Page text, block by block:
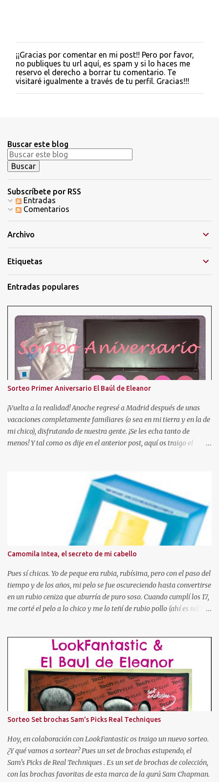
P
u
b
l
i
c
o
m
e
n
t
a
r
i
o
¡¡Gracias por comentar en mi post!! Pero por favor,
no publiques tu url aquí, es spam y si lo haces me
reservo el derecho a borrar tu comentario. Te
visitaré igualmente a través de tu perfil. Gracias!!!
Buscar este blog
Subscríbete por RSS
Entradas
Comentarios
Archivo
Etiquetas
Entradas populares
Sorteo Primer Aniversario El Baúl de Eleanor
¡Vuelta a la realidad! Anoche regresé a Madrid después de unas
vacaciones completamente familiares (o sea en mi tierra y en la de
mi chico), disfrutando de nuestra gente. ¡Se les echa tanto de
menos! Y tal como os dije en el anterior post, aquí os traigo el
coloretes de Beauties Factory, junto con las muestras que podeis
ver en la foto. Hasta el 04 de Mayo Para participar sólo tendreis
que seguir estas reglas: - Ser o hacerse seguidora a traves de GFC
de este blog, con el PERFIL VISIBLE. (Ojo, no se admitirán blogs
que sean para sorteos) - Residir en España . - Escribir un
comentario en este post con los siguientes datos (debeis copiar la
plantilla): 1. Nombre de seguidora en el blog. 2. Mail de contacto.
3. Ciudad de residencia. 4. Publico la foto en el lateral de mi blog? Si
o No, link a vuestro blog y fecha de p...
Camomila Intea, el secreto de mi cabello
Pues sí chicas. Yo de peque era rubia, rubísima, pero con el paso del
tiempo y de los años, mi pelo se fue oscureciendo hasta convertirse
en un rubio ceniza que aburría de puro soso. Cuando cumplí los 17,
me corté el pelo a lo chico y me lo teñí de rubio pollo (ahí es ná!).
rosa, verde, etc). Tuve el pelo naranja dorito, pelirrojo, granate,
marrón chocolate, con mechas de tres colores, con las puntas más
oscuras, con las puntas más claras, negro... Hasta que cansada de
experimentar y jugar con mi pelo, decidí volver a dejármelo crecer
y dejarlo de "su color". Pero como ya os he dicho al principio, mi
color de pelo es SOSO, así que algo había que hacer. Entonces
descubrí un producto que se llamaba "Cristal Soleil" de Garnier.
Cristal Soleil de Garnier Empecé a usarlo, y poco a poco fue
aclarándome el cabello. Pero hace unos años dejé de en...
Sorteo Set brochas Sam's Picks Real Techniques
Hoy, en colaboración con LookFantastic os traigo un nuevo sorteo.
¿Y qué vamos a sortear? Pues un set de brochas estupendo, el
Sam's Picks de Real Techniques . Es un set de brochas de colección,
con las brochas favoritas de esta marca de la gurú Sam Chapman.